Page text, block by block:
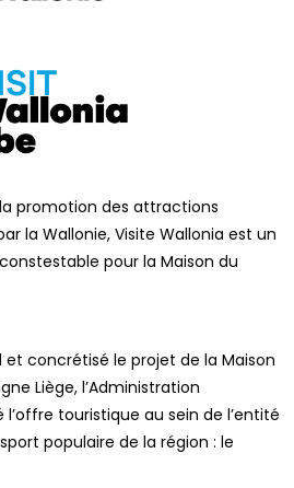
promotion des attractions
la Wallonie, Visite Wallonia est un
pour la Maison du
et concrétisé le projet de la Maison
Liège, l’Administration
touristique au sein de l’entité
populaire de la région : le